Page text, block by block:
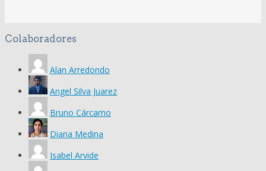
Colaboradores
Alan Arredondo
Angel Silva Juarez
Bruno Cárcamo
Diana Medina
Isabel Arvide